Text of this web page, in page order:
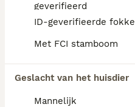
geverifieerd
ID-geverifieerde
Met FCI stamboom
Geslacht van het huisdier
Mannelijk
Wat kost een
Malamute pup in
factoren zoals de